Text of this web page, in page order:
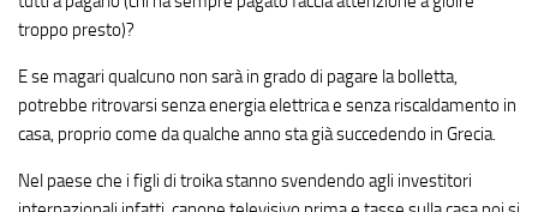
troppo presto)?
E se magari qualcuno non sarà in grado di pagare la bolletta,
potrebbe ritrovarsi senza energia elettrica e senza riscaldamento in
casa, proprio come da qualche anno sta già succedendo in Grecia.
Nel paese che i figli di troika stanno svendendo agli investitori